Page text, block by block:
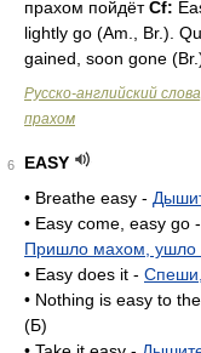
прахом пойдётCf:
lightly go (Am. Br.).
gained, soon gone (Br.
Русско-английский
прахом
6
EASY
• Breathe easy -
• Easy come, easy go -
Пришло махом, ушло
• Easy does it -
• Nothing is easy to
(Б)